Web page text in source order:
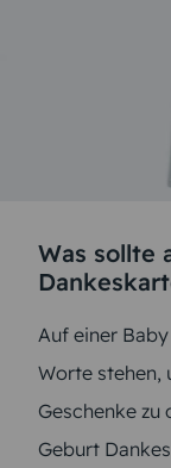
Was sollte
Auf einer
Worte stehen,
Geschenke zu
Geburt